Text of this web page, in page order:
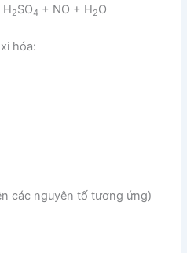
H2SO4 + NO + H2O
hóa:
các nguyên tố tương ứng)